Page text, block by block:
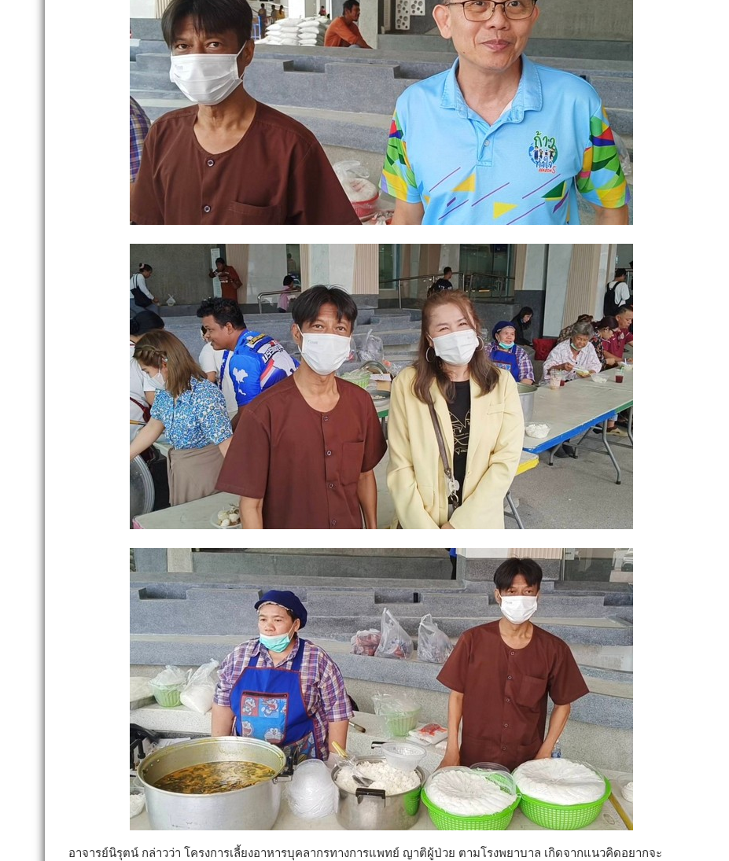
อาจารย์นิรุตน์ กล่าวว่า โครงการเลี้ยงอาหารบุคลากรทางการแพทย์ ญาติผู้ป่วย ตามโรงพยาบาล เกิดจากแนวคิดอยากจะ